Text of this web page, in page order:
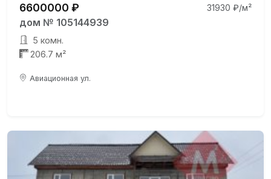
6600000 ₽ 31930 ₽/м²
дом № 105144939
5 комн.
206.7 м²
Авиационная ул.